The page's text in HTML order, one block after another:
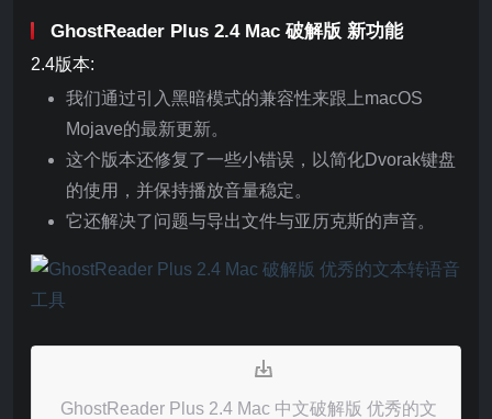
GhostReader Plus 2.4 Mac 破解版 新功能
2.4版本:
我们通过引入黑暗模式的兼容性来跟上macOS
Mojave的最新更新。
这个版本还修复了一些小错误，以简化Dvorak键盘
的使用，并保持播放音量稳定。
它还解决了问题与导出文件与亚历克斯的声音。
GhostReader Plus 2.4 Mac 中文破解版 优秀的文